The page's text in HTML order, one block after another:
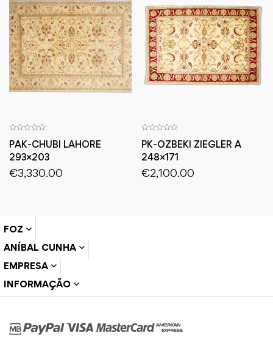
PAK-CHUBI LAHORE
293×203
€3,330.00
PK-OZBEKI ZIEGLER A
248×171
€2,100.00
FOZ
ANÍBAL CUNHA
EMPRESA
INFORMAÇÃO